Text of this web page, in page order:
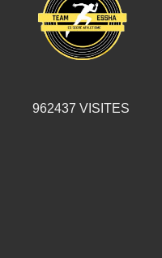
962437 VISITES